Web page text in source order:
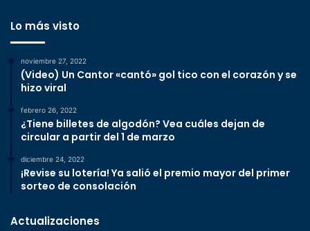
Lo más visto
noviembre 27, 2022
(Video) Un Cantor «cantó» gol tico con el corazón y se
hizo viral
febrero 26, 2022
¿Tiene billetes de algodón? Vea cuáles dejan de
circular a partir del 1 de marzo
diciembre 24, 2022
¡Revise su lotería! Ya salió el premio mayor del primer
sorteo de consolación
Actualizaciones